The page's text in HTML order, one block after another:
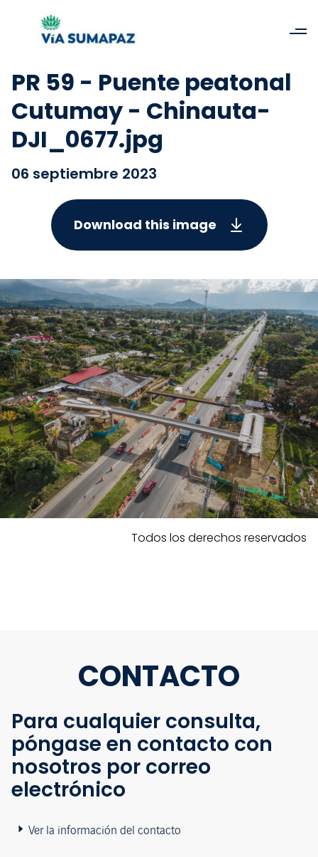
PR 59 - Puente peatonal
Cutumay - Chinauta-
DJI_0677.jpg
06 septiembre 2023
Download this image
Todos los derechos reservados
CONTACTO
Para cualquier consulta,
póngase en contacto con
nosotros por correo
electrónico
Ver la información del contacto